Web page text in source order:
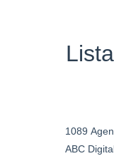
1089
ABC